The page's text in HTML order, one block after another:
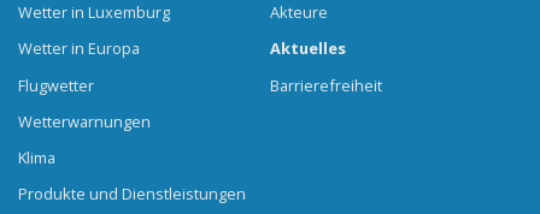
Wetter in Luxemburg
Wetter in Europa
Flugwetter
Wetterwarnungen
Klima
Produkte und Dienstleistungen
Akteure
Aktuelles
Barrierefreiheit